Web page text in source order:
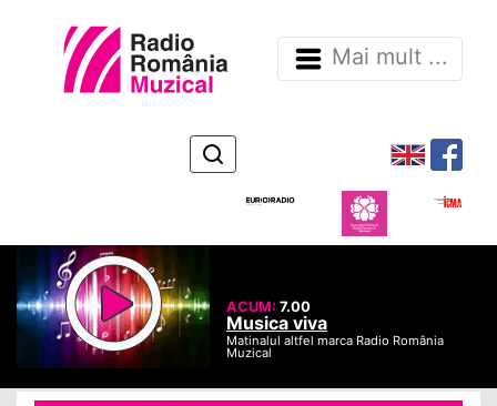
Mai mult ...
ACUM:7.00
Musica viva
Matinalul altfel marca Radio România
Muzical